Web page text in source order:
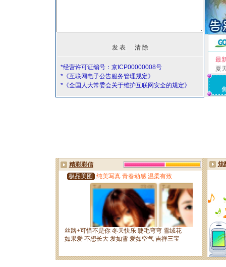
*经营许可证编号：京ICP00000008号
*《互联网电子公告服务管理规定》
*《全国人大常委会关于维护互联网安全的规定》
最
夏